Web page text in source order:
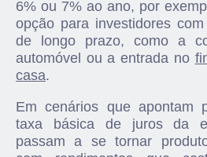
6% ou 7% ao ano, por
opção para investidores
de longo prazo, como a
automóvel ou a entrada no
casa.
Em cenários que apontam
taxa básica de juros da
passam a se tornar